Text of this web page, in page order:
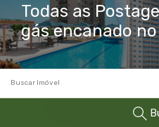
Todas as
gás encanado
Buscar Imóvel